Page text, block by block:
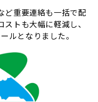
ど重要連絡も一括で配
トも大幅に軽減し、
ルとなりました。